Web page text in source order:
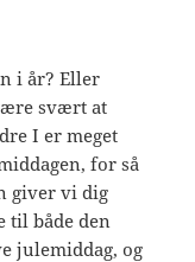
i år? Eller
svært at
I er meget
for så
giver vi dig
til både den
julemiddag, og